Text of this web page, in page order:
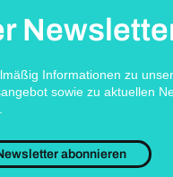
Informationen zu
sowie zu aktuellen
abonnieren